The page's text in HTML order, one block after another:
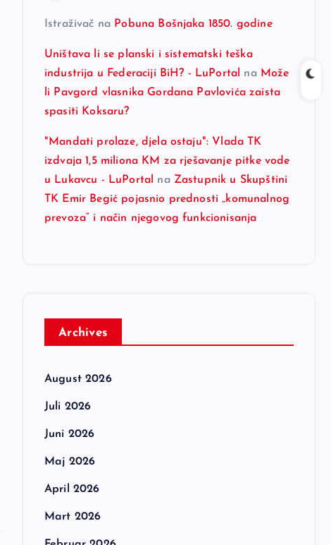
Istraživač na Pobuna Bošnjaka 1850. godine
Uništava li se planski i sistematski teška
industrija u Federaciji BiH? - LuPortal
na Može
li Pavgord vlasnika Gordana Pavlovića zaista
spasiti Koksaru?
"Mandati prolaze, djela ostaju": Vlada TK
izdvaja 1,5 miliona KM za rješavanje pitke vode
u Lukavcu - LuPortal
na Zastupnik u Skupštini
TK Emir Begić pojasnio prednosti „komunalnog
prevoza“ i način njegovog funkcionisanja
Archives
August 2026
Juli 2026
Juni 2026
Maj 2026
April 2026
Mart 2026